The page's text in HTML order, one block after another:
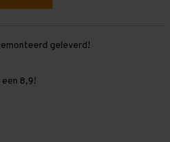
geleverd!
8,9!